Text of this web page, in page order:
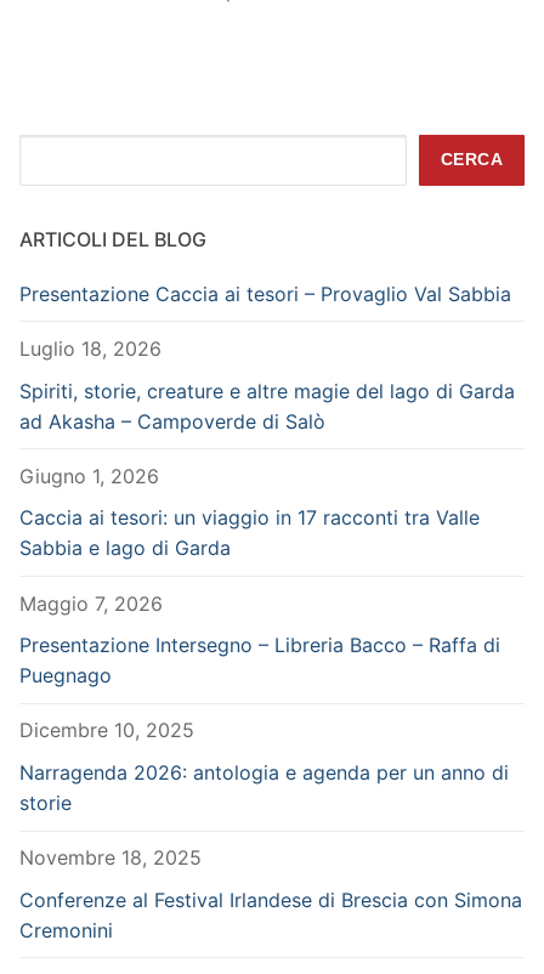
CERCA
ARTICOLI DEL BLOG
Presentazione Caccia ai tesori – Provaglio Val Sabbia
Luglio 18, 2026
Spiriti, storie, creature e altre magie del lago di Garda
ad Akasha – Campoverde di Salò
Giugno 1, 2026
Caccia ai tesori: un viaggio in 17 racconti tra Valle
Sabbia e lago di Garda
Maggio 7, 2026
Presentazione Intersegno – Libreria Bacco – Raffa di
Puegnago
Dicembre 10, 2025
Narragenda 2026: antologia e agenda per un anno di
storie
Novembre 18, 2025
Conferenze al Festival Irlandese di Brescia con Simona
Cremonini